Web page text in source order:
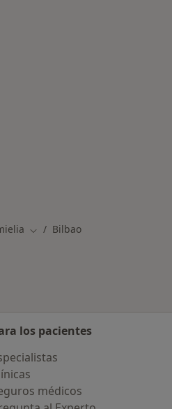
Cambiar de ciudad
Bilbao
los pacientes
médicos